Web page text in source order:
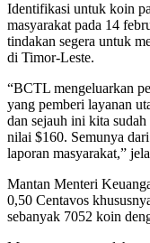
Identifikasi untuk koin
masyarakat pada 14
tindakan segera untuk
di Timor-Leste.
“BCTL mengeluarkan
yang pemberi layanan
dan sejauh ini kita
nilai $160. Semunya
laporan masyarakat,”
Mantan Menteri
0,50 Centavos
sebanyak 7052 koin